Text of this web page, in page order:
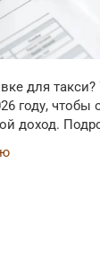
для
году, чтобы
доход.